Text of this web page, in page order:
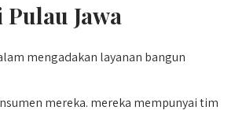
Jawa
mengadakan layanan bangun
mereka. mereka mempunyai tim